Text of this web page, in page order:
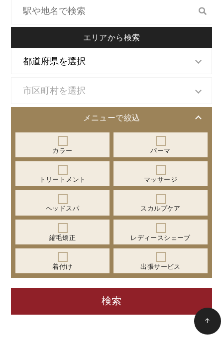
エリアから検索
メニューで絞込
カラー パーマ
トリートメント マッサージ
ヘッドスパ スカルプケア
縮毛矯正 レディースシェーブ
着付け 出張サービス
↑